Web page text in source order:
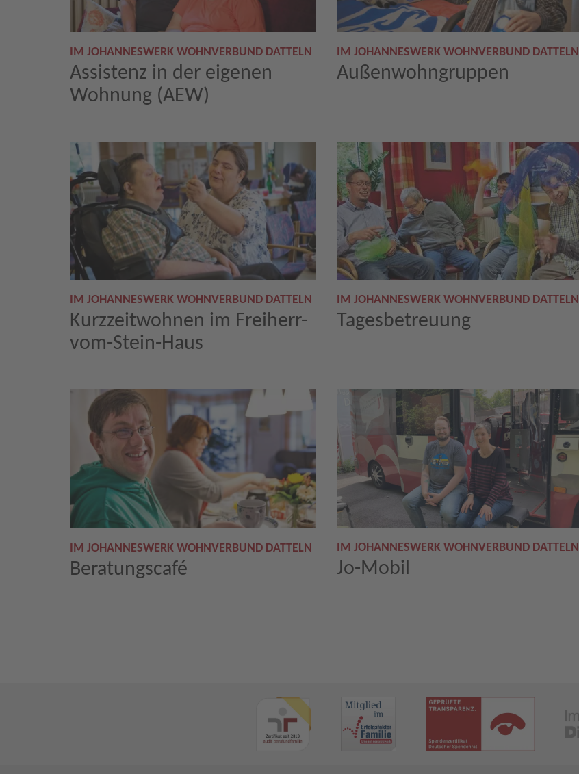
IM JOHANNESWERK WOHNVERBUND DATTELN
Assistenz in der eigenen
Wohnung (AEW)
IM JOHANNESWERK WOHNVERBUND DATTELN
Außenwohngruppen
IM JOHANNESWERK WOHNVERBUND DATTELN
Kurzzeitwohnen im Freiherr-
vom-Stein-Haus
IM JOHANNESWERK WOHNVERBUND DATTELN
Tagesbetreuung
IM JOHANNESWERK WOHNVERBUND DATTELN
Beratungscafé
IM JOHANNESWERK WOHNVERBUND DATTELN
Jo-Mobil